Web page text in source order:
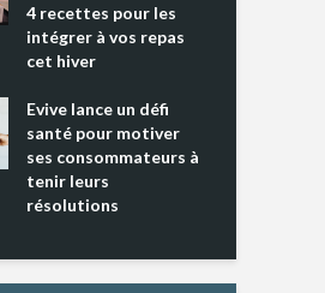
4 recettes pour les
intégrer à vos repas
cet hiver
Evive lance un défi
santé pour motiver
ses consommateurs à
tenir leurs
résolutions